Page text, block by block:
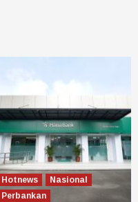
Hotnews
Nasional
Perbankan